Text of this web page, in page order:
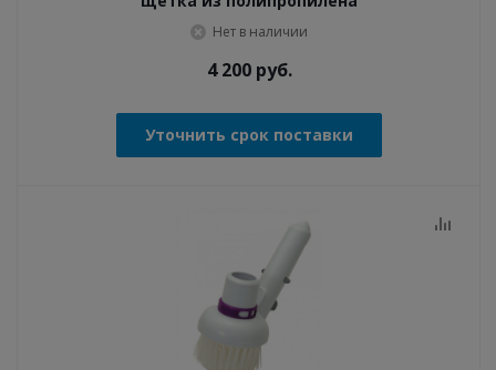
Нет в наличии
4 200руб.
Уточнить срок поставки